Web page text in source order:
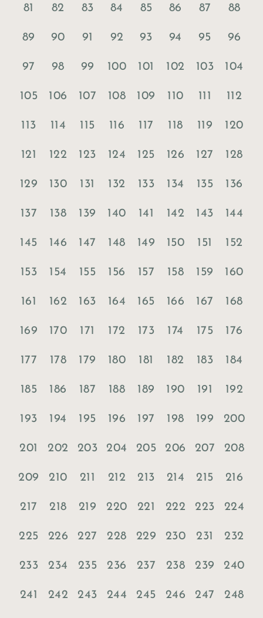
81 82 83 84 85 86 87 88
89 90 91 92 93 94 95 96
97 98 99 100 101 102 103 104
105 106 107 108 109 110 111 112
113 114 115 116 117 118 119 120
121 122 123 124 125 126 127 128
129 130 131 132 133 134 135 136
137 138 139 140 141 142 143 144
145 146 147 148 149 150 151 152
153 154 155 156 157 158 159 160
161 162 163 164 165 166 167 168
169 170 171 172 173 174 175 176
177 178 179 180 181 182 183 184
185 186 187 188 189 190 191 192
193 194 195 196 197 198 199 200
201 202 203 204 205 206 207 208
209 210 211 212 213 214 215 216
217 218 219 220 221 222 223 224
225 226 227 228 229 230 231 232
233 234 235 236 237 238 239 240
241 242 243 244 245 246 247 248